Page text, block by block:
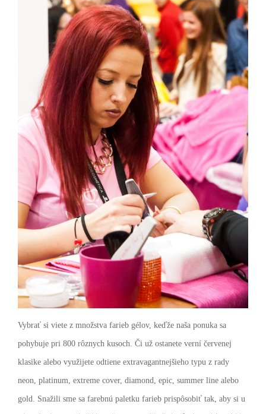
Vybrať si viete z množstva farieb gélov, keďže naša ponuka sa
pohybuje pri 800 rôznych kusoch. Či už ostanete verní červenej
klasike alebo využijete odtiene extravagantnejšieho typu z rady
neon, platinum, extreme cover, diamond, epic, summer line alebo
gold. Snažili sme sa farebnú paletku farieb prispôsobiť tak, aby si u